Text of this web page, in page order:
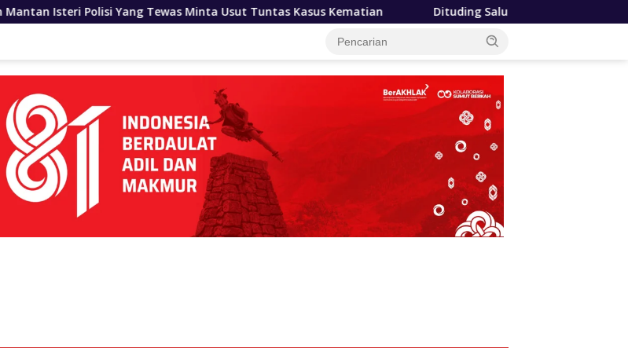
Tewas Minta Usut Tuntas Kasus Kematian Dituding Salurkan Minyak Tidak Resmi, Kuasa Hukum PT